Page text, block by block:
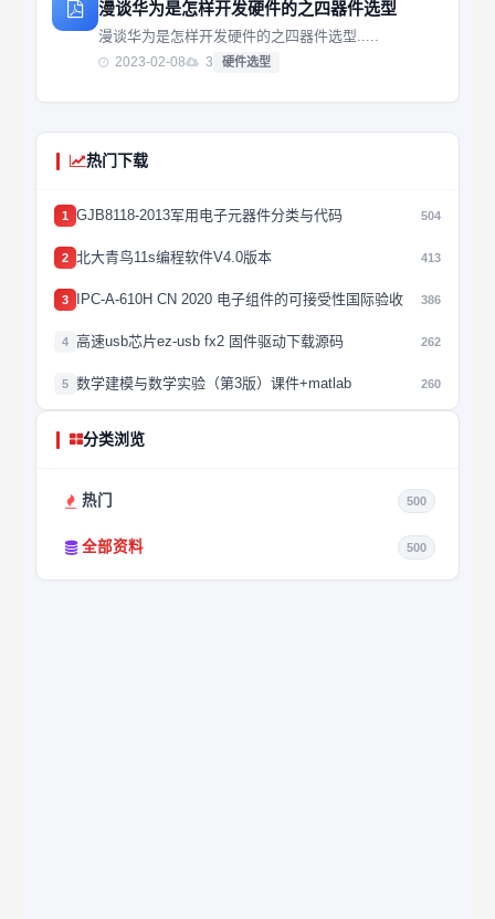
漫谈华为是怎样开发硬件的之四器件选型
漫谈华为是怎样开发硬件的之四器件选型.....
2023-02-08 3 硬件选型
热门下载
1 GJB8118-2013军用电子元器件分类与代码 504
2 北大青鸟11s编程软件V4.0版本 413
3 IPC-A-610H CN 2020 电子组件的可接受性国际验收 386
4 高速usb芯片ez-usb fx2 固件驱动下载源码 262
5 数学建模与数学实验（第3版）课件+matlab 260
分类浏览
热门 500
全部资料 500